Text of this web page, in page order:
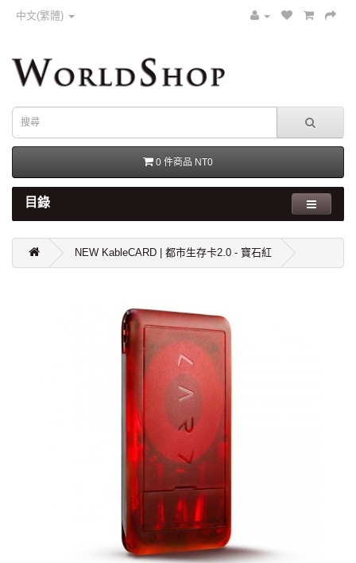
中文(繁體)
0 件商品 NT0
目錄
NEW KableCARD | 都市生存卡2.0 - 寶石紅